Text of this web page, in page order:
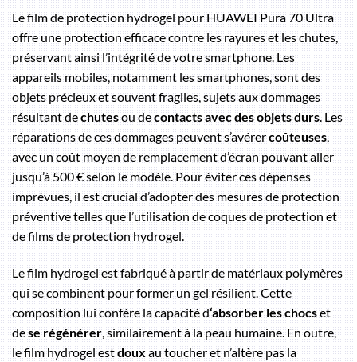
Le film de protection hydrogel pour HUAWEI Pura 70 Ultra
offre une protection efficace contre les rayures et les chutes,
préservant ainsi l’intégrité de votre smartphone. Les
appareils mobiles, notamment les smartphones, sont des
objets précieux et souvent fragiles, sujets aux dommages
résultant dechutesou decontacts avec des objets durs. Les
réparations de ces dommages peuvent s’avérercoûteuses,
avec un coût moyen de remplacement d’écran pouvant aller
jusqu’à 500 € selon le modèle. Pour éviter ces dépenses
imprévues, il est crucial d’adopter des mesures de protection
préventive telles que l’utilisation de coques de protection et
de films de protection hydrogel.
Le film hydrogel est fabriqué à partir de matériaux polymères
qui se combinent pour former un gel résilient. Cette
composition lui confère la capacité d‘absorber les chocset
dese régénérer, similairement à la peau humaine. En outre,
le film hydrogel estdouxau toucher et n’altère pas la